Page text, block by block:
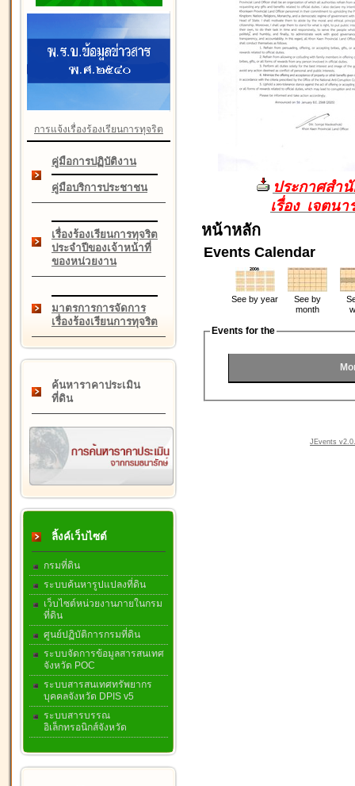
การแจ้งเรื่องร้องเรียนการทุจริต
คู่มือการปฏิบัติงาน
คู่มือบริการประชาชน
เรื่องร้องเรียนการทุจริต
ประจำปีของเจ้าหน้าที่
ของหน่วยงาน
มาตรการการจัดการ
เรื่องร้องเรียนการทุจริต
ค้นหาราคาประเมิน
ที่ดิน
ลิ้งค์เว็บไซต์
กรมที่ดิน
ระบบค้นหารูปแปลงที่ดิน
เว็บไซต์หน่วยงานภายในกรม
ที่ดิน
ศูนย์ปฏิบัติการกรมที่ดิน
ระบบจัดการข้อมูลสารสนเทศ
จังหวัด POC
ระบบสารสนเทศทรัพยากร
บุคคลจังหวัด DPIS v5
ระบบสารบรรณ
อิเล็กทรอนิกส์จังหวัด
ประกาศสำ
เรื่อง เจตน
หน้าหลัก
Events Calendar
See by year
See by
month
Events for the
JEvents